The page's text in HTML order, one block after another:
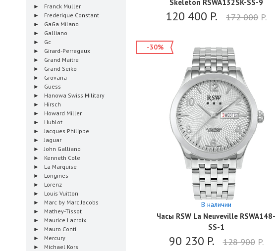
Franck Muller
Frederique Constant
GaGa Milano
Galliano
Gc
Girard-Perregaux
Grand Maitre
Grand Seiko
Grovana
Guess
Hanowa Swiss Military
Hirsch
Howard Miller
Hublot
Jacques Philippe
Jaguar
John Galliano
Kenneth Cole
La Marquise
Longines
Lorenz
Louis Vuitton
Marc by Marc Jacobs
Mathey-Tissot
Maurice Lacroix
Mauro Conti
Mercury
Michael Kors
Skeleton RSWA132SK-SS-9
120 400 P. 172 000 P.
В наличии
Часы RSW La Neuveville RSWA148-
SS-1
90 230 P. 128 900P.
-30%